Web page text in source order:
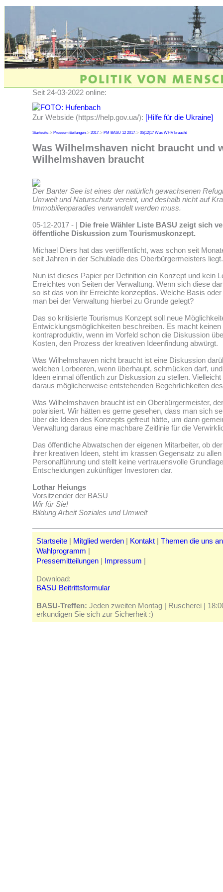
Seit 24-03-2022 online:
Zur Webside (https://help.gov.ua/): [Hilfe für die Ukraine]
Startseite-> Pressemitteilungen-> 2017-> PM BASU 12 2017-> 05|12|17 Was WHV braucht
Was Wilhelmshaven nicht braucht und
Wilhelmshaven braucht
Der Banter See ist eines der natürlich gewachsenen
Umwelt und Naturschutz vereint, und deshalb nicht auf
Immobilienparadies verwandelt werden muss.
05-12-2017 - | Die freie Wähler Liste BASU zeigt sich
öffentliche Diskussion zum Tourismuskonzept.
Michael Diers hat das veröffentlicht, was schon seit
seit Jahren in der Schublade des Oberbürgermeisters liegt.
Nun ist dieses Papier per Definition ein Konzept und kein
Erreichtes von Seiten der Verwaltung. Wenn sich diese
so ist das von ihr Erreichte konzeptlos. Welche Basis
man bei der Verwaltung hierbei zu Grunde gelegt?
Das so kritisierte Tourismus Konzept soll neue
Entwicklungsmöglichkeiten beschreiben. Es macht
kontraproduktiv, wenn im Vorfeld schon die Diskussion
Kosten, den Prozess der kreativen Ideenfindung abwürgt.
Was Wilhelmshaven nicht braucht ist eine Diskussion
welchen Lorbeeren, wenn überhaupt, schmücken darf,
Ideen einmal öffentlich zur Diskussion zu stellen.
daraus möglicherweise entstehenden Begehrlichkeiten
Was Wilhelmshaven braucht ist ein Oberbürgermeister,
polarisiert. Wir hätten es gerne gesehen, dass man sich
über die Ideen des Konzepts gefreut hätte, um dann
Verwaltung daraus eine machbare Zeitlinie für die
Das öffentliche Abwatschen der eigenen Mitarbeiter, ob
ihrer kreativen Ideen, steht im krassen Gegensatz zu
Personalführung und stellt keine vertrauensvolle
Entscheidungen zukünftiger Investoren dar.
Lothar Heiungs
Vorsitzender der BASU
Wir für Sie!
Bildung Arbeit Soziales und Umwelt
Startseite | Mitglied werden | Kontakt | Themen die uns
Wahlprogramm |
Pressemitteilungen | Impressum |
Download:
BASU Beitrittsformular
BASU-Treffen: Jeden zweiten Montag | Ruscherei |
erkundigen Sie sich zur Sicherheit :)